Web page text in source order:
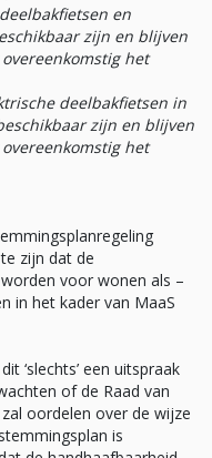
en
zijn en blijven
het
deelbakfietsen in
zijn en blijven
het
zijn dat de
voor wonen als –
in het kader van MaaS
‘slechts’ een uitspraak
of de Raad van
oordelen over de wijze
is